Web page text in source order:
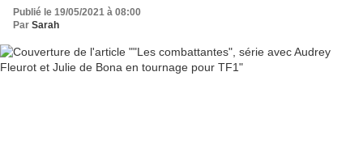
Publié le 19/05/2021 à 08:00
Par Sarah